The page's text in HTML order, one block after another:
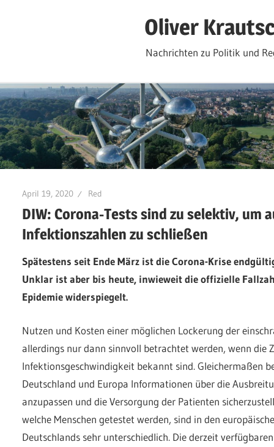
Oliver
Nachrichten zu Politik und
April 19, 2020 Red
DIW: Corona-Tests sind zu selektiv, um
Infektionszahlen zu schließen
Spätestens seit Ende März ist die Corona-Krise
Unklar ist aber bis heute, inwieweit die offizielle
Epidemie widerspiegelt.
Nutzen und Kosten einer möglichen Lockerung der
allerdings nur dann sinnvoll betrachtet werden, wenn die
Infektionsgeschwindigkeit bekannt sind. Gleichermaßen
Deutschland und Europa Informationen über die
anzupassen und die Versorgung der Patienten
welche Menschen getestet werden, sind in den
Deutschlands sehr unterschiedlich. Die derzeit